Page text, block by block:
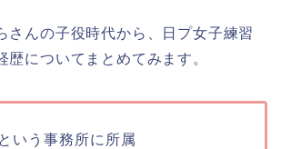
さんの子役時代から、日プ女子練習
歴についてまとめてみます。
いう事務所に所属